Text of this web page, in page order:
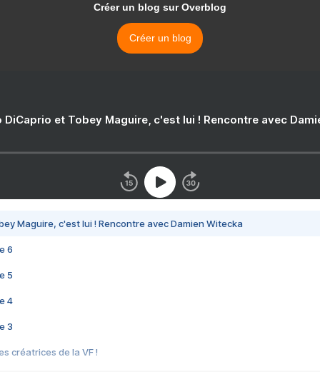
Créer un blog sur Overblog
Créer un blog
DiCaprio et Tobey Maguire, c'est lui ! Rencontre avec
Maguire, c'est lui ! Rencontre avec Damien Witecka
6
5
4
3
créatrices de la VF !